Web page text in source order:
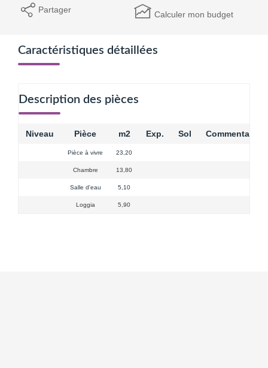
Partager Calculer mon budget
Caractéristiques détaillées
Description des pièces
Niveau Pièce m2 Exp. Sol Commentaires
Pièce à vivre 23,20
Chambre 13,80
Salle d'eau 5,10
Loggia 5,90